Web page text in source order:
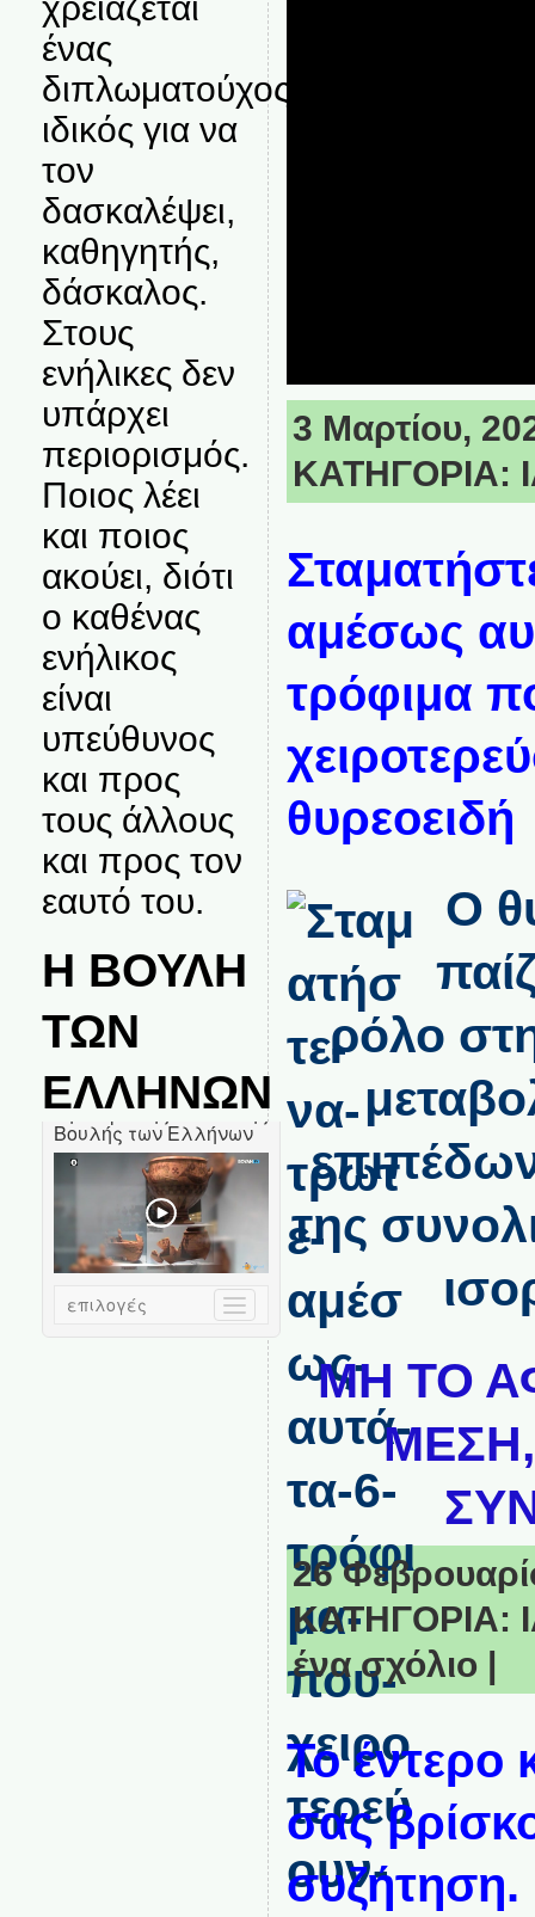
ένας
διπλωματούχος
ιδικός για να
τον
δασκαλέψει,
καθηγητής,
δάσκαλος.
Στους
ενήλικες δεν
υπάρχει
περιορισμός.
Ποιος λέει
και ποιος
ακούει, διότι
ο καθένας
ενήλικος
είναι
υπεύθυνος
και προς
τους άλλους
και προς τον
εαυτό του.
Η ΒΟΥΛΗ
ΤΩΝ
ΕΛΛΗΝΩΝ
3 Μαρτίου,
ΚΑΤΗΓΟΡΙΑ:
αμέσως
τρόφιμα
θυρεοειδή
Ο
ρόλο
επιπέδων
της συνολ
ΜΗ ΤΟ
ΜΕΣΗ,
26
ΚΑΤΗΓΟΡΙΑ:
ένα σχόλιο |
Το έντερο
σας
συζήτηση.